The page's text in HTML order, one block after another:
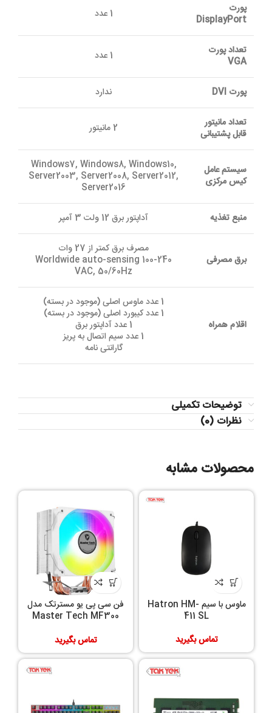
پورت
DisplayPort 1 عدد
تعداد پورت
VGA 1 عدد
پورت DVI ندارد
تعداد مانیتور
قابل پشتیبانی 2 مانیتور
سیستم عامل
کیس مرکزی
Windows7, Windows8, Windows10,
Server2003, Server2008, Server2012,
Server2016
منبع تغذیه آداپتور برق 12 ولت 3 آمپر
برق مصرفی
مصرف برق کمتر از 27 وات
Worldwide auto-sensing 100-240
VAC, 50/60Hz
اقلام همراه
1 عدد ماوس اصلی (موجود در بسته)
1 عدد کیبورد اصلی (موجود در بسته)
1 عدد آداپتور برق
1 عدد سیم اتصال به پریز
گارانتی نامه
توضیحات تکمیلی
نظرات (0)
محصولات مشابه
ماوس با سیم Hatron HM-
411 SL
تماس بگیرید
فن سی پی یو مسترتک مدل
Master Tech MF300
تماس بگیرید